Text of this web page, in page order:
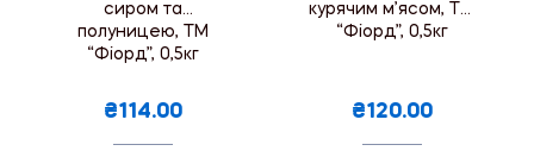
сиром та
полуницею, ТМ
“Фіорд”, 0,5кг
₴114.00
курячим м’ясом, ТМ
“Фіорд”, 0,5кг
₴120.00